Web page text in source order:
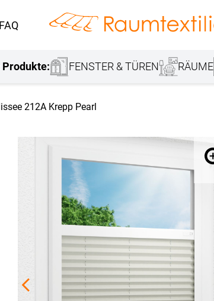
FAQ
FENSTER & TÜREN
Lamellenvorhang
RÄUME
212A Krepp Pearl